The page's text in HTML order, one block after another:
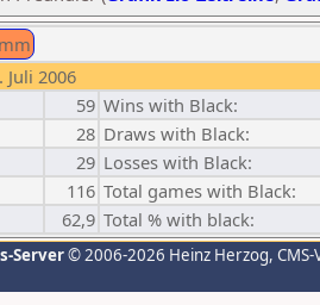
2006
59 Wins with Black:
28 Draws with Black:
29 Losses with Black:
116 Total games with Black:
62,9 Total % with black:
Server© 2006-2026 Heinz Herzog,